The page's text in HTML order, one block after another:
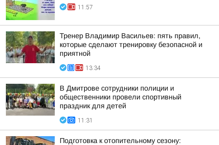
11:57
Тренер Владимир Васильев: пять правил,
которые сделают тренировку безопасной и
приятной
13:34
В Дмитрове сотрудники полиции и
общественники провели спортивный
праздник для детей
11:31
Подготовка к отопительному сезону: